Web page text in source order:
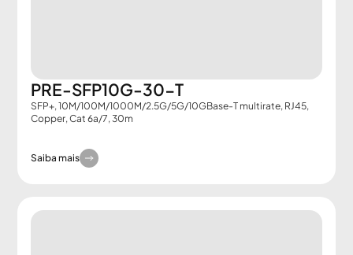
PRE-SFP10G-30-T
SFP+, 10M/100M/1000M/2.5G/5G/10GBase-T multirate, RJ45,
Copper, Cat 6a/7, 30m
Saiba mais